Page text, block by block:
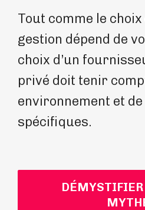
Tout comme le choix
gestion dépend de
choix d’un
privé doit tenir
environnement et
spécifiques.
DÉMYSTIFIER